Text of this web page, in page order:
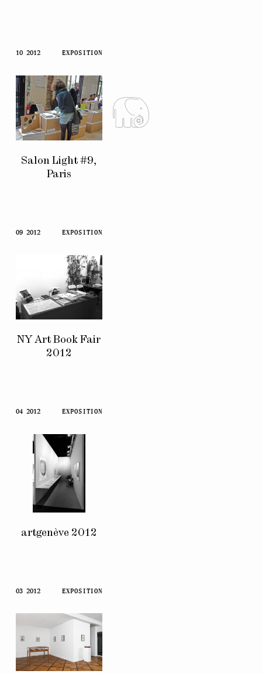
10 2012 EXPOSITION
Salon Light #9,
Paris
09 2012 EXPOSITION
NY Art Book Fair
2012
04 2012 EXPOSITION
artgenève 2012
03 2012 EXPOSITION